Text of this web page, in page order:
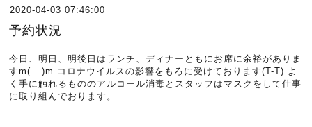
2020-04-03 07:46:00
予約状況
今日、明日、明後日はランチ、ディナーともにお席に余裕がありま
すm(__)m コロナウイルスの影響をもろに受けております(T-T) よ
く手に触れるもののアルコール消毒とスタッフはマスクをして仕事
に取り組んでおります。